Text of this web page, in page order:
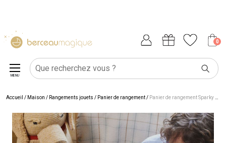
0
MENU
Accueil / Maison / Rangements jouets / Panier de rangement/ Panier de rangement Sparky (59x16 cm)